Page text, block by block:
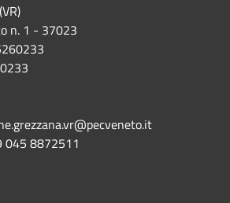
n. 1 - 37023
045 8872511